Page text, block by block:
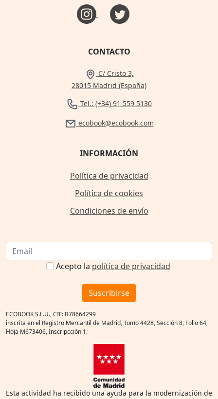
CONTACTO
C/ Cristo 3,
28015 Madrid (España)
Tel.: (+34) 91 559 5130
ecobook@ecobook.com
INFORMACIÓN
Política de privacidad
Política de cookies
Condiciones de envío
Acepto la política de privacidad
Suscribirse
ECOBOOK S.L.U., CIF: B78664299
inscrita en el Registro Mercantil de Madrid, Tomo 4428, Sección 8, Folio 64,
Hoja M673406, Inscripcción 1.
Esta actividad ha recibido una ayuda para la modernización de